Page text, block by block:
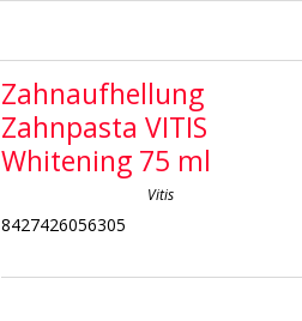
Zahnaufhellung
Zahnpasta VITIS
Whitening 75 ml
Vitis
8427426056305